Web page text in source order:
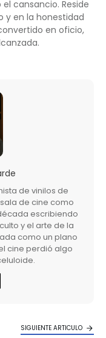
cansancio. Reside
y en la honestidad
en oficio,
de vinilos de
de cine como
escribiendo
y el arte de la
como un plano
cine perdió algo
SIGUIENTE ARTICULO